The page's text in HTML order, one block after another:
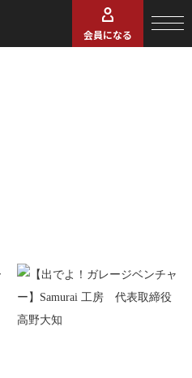
会員になる